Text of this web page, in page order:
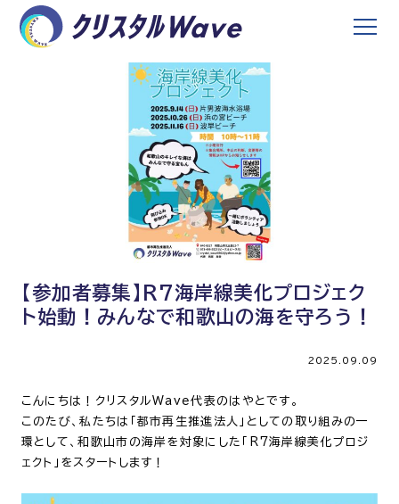
【参加者募集】R7海岸線美化プロジェク
ト始動！みんなで和歌山の海を守ろう！
2025.09.09
こんにちは！クリスタルWave代表のはやとです。
このたび、私たちは「都市再生推進法人」としての取り組みの一
環として、和歌山市の海岸を対象にした「R7海岸線美化プロジ
ェクト」をスタートします！